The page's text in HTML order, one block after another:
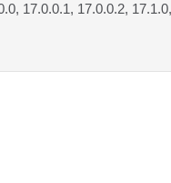
17.0.0.1, 17.0.0.2,